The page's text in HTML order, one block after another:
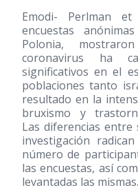
Emodi- Perlman
encuestas
Polonia,
coronavirus ha
significativos en el
poblaciones tanto
resultado en la
bruxismo y
Las diferencias
investigación
número de
las encuestas, así
levantadas las mismas.